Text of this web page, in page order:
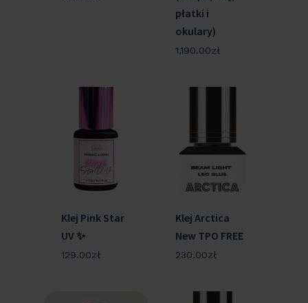
płatki i
okulary)
1,190.00zł
Klej Pink Star
UV ✨
129.00zł
Klej Arctica
New TPO FREE
230.00zł